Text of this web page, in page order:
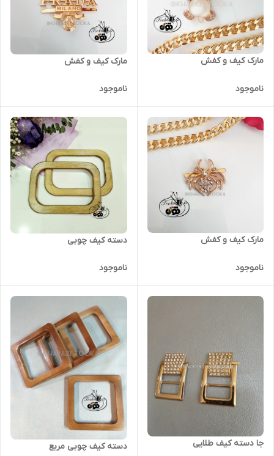
مارک کیف و کفش
ناموجود
مارک کیف و کفش
ناموجود
مارک کیف و کفش
ناموجود
دسته کیف چوبی
ناموجود
جا دسته کیف طلایی دسته کیف چوبی مربع